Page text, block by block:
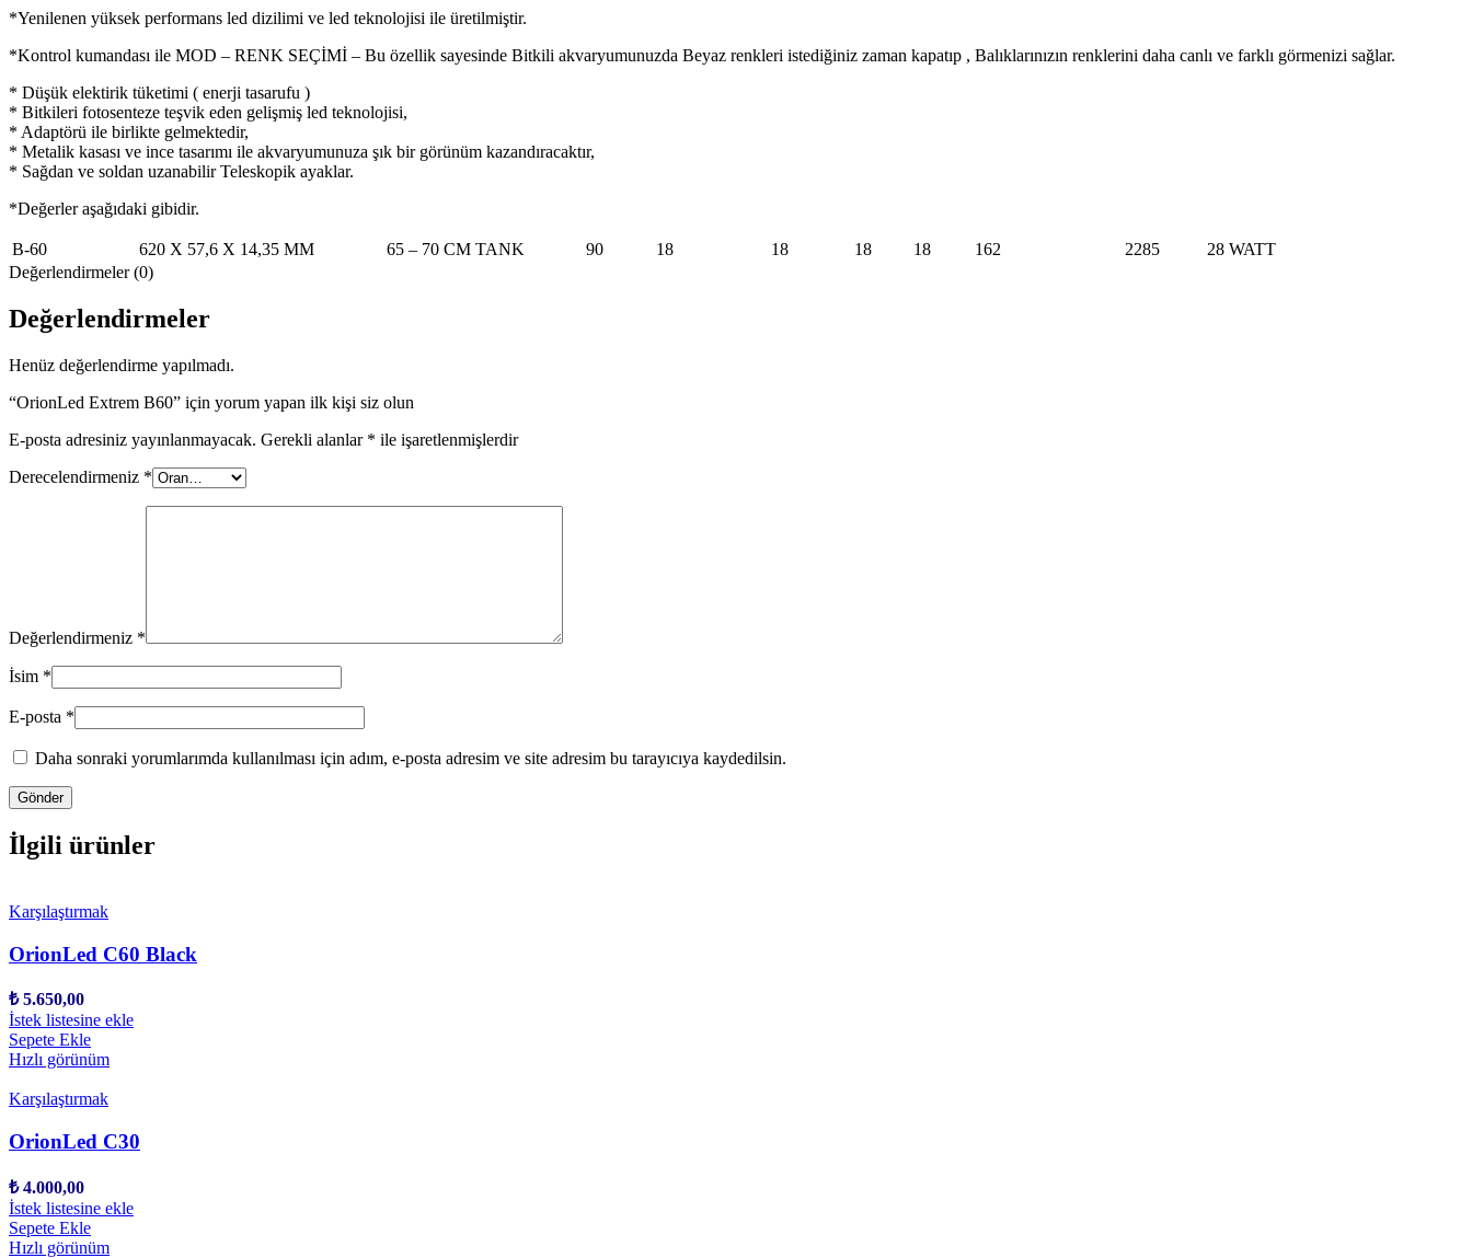
*Yenilenen yüksek performans led dizilimi ve led teknolojisi ile üretilmiştir.
*Kontrol kumandası ile MOD – RENK SEÇİMİ – Bu özellik sayesinde Bitkili akvaryumunuzda Beyaz renkleri istediğiniz zaman kapatıp , Balıklarınızın renklerini daha canlı ve farklı görmenizi sağlar.
* Düşük elektirik tüketimi ( enerji tasarufu )
* Bitkileri fotosenteze teşvik eden gelişmiş led teknolojisi,
* Adaptörü ile birlikte gelmektedir,
* Metalik kasası ve ince tasarımı ile akvaryumunuza şık bir görünüm kazandıracaktır,
* Sağdan ve soldan uzanabilir Teleskopik ayaklar.
*Değerler aşağıdaki gibidir.
B-60 620 X 57,6 X 14,35 MM 65 – 70 CM TANK 90 18 18 18 18 162 2285
28 WATT
Değerlendirmeler (0)
Değerlendirmeler
Henüz değerlendirme yapılmadı.
“OrionLed Extrem B60” için yorum yapan ilk kişi siz olun
E-posta adresiniz yayınlanmayacak. Gerekli alanlar * ile işaretlenmişlerdir
Derecelendirmeniz *
Değerlendirmeniz *
İsim *
E-posta *
Daha sonraki yorumlarımda kullanılması için adım, e-posta adresim ve site adresim bu tarayıcıya kaydedilsin.
İlgili ürünler
Karşılaştırmak
OrionLed C60 Black
₺5.650,00
İstek listesine ekle
Sepete Ekle
Hızlı görünüm
Karşılaştırmak
OrionLed C30
₺4.000,00
İstek listesine ekle
Sepete Ekle
Hızlı görünüm